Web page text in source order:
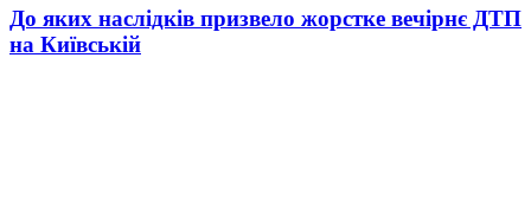
До яких наслідків призвело жорстке вечірнє ДТП
на Київській